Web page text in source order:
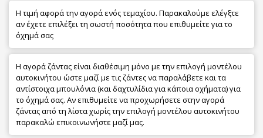
Η τιμή αφορά την αγορά ενός τεμαχίου. Παρακαλούμε ελέγξτε
αν έχετε επιλέξει τη σωστή ποσότητα που επιθυμείτε για το
όχημά σας
Η αγορά ζάντας είναι διαθέσιμη μόνο με την επιλογή μοντέλου
αυτοκινήτου ώστε μαζί με τις ζάντες να παραλάβετε και τα
αντίστοιχα μπουλόνια (και δαχτυλίδια για κάποια οχήματα) για
το όχημά σας. Αν επιθυμείτε να προχωρήσετε στην αγορά
ζάντας από τη λίστα χωρίς την επιλογή μοντέλου αυτοκινήτου
παρακαλώ επικοινωνήστε μαζί μας.